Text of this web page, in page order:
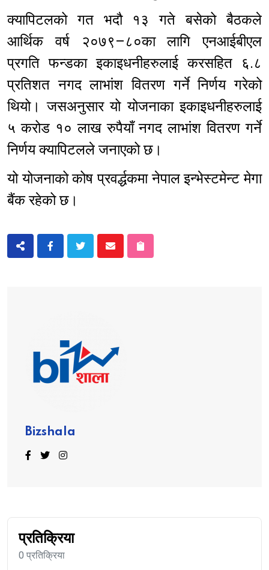
क्यापिटलको गत भदौ १३ गते बसेको बैठकले
आर्थिक वर्ष २०७९–८०का लागि एनआईबीएल
प्रगति फन्डका इकाइधनीहरुलाई करसहित ६.८
प्रतिशत नगद लाभांश वितरण गर्ने निर्णय गरेको
थियो। जसअनुसार यो योजनाका इकाइधनीहरुलाई
५ करोड १० लाख रुपैयाँ नगद लाभांश वितरण गर्ने
निर्णय क्यापिटलले जनाएको छ।
यो योजनाको कोष प्रवर्द्धकमा नेपाल इन्भेस्टमेन्ट मेगा
बैंक रहेको छ।
Bizshala
प्रतिक्रिया
0 प्रतिक्रिया